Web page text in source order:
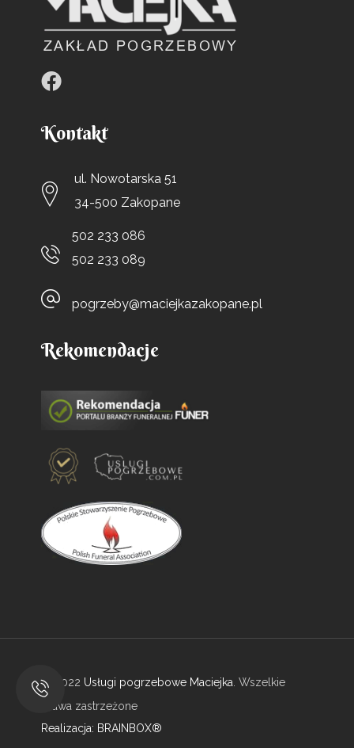
Kontakt
ul. Nowotarska 51
34-500 Zakopane
502 233 086
502 233 089
pogrzeby@maciejkazakopane.pl
Rekomendacje
© 2022 Usługi pogrzebowe Maciejka . Wszelkie
prawa zastrzeżone
Realizacja: BRAINBOX®